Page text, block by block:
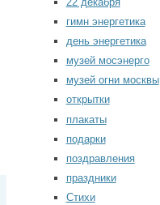
гимн энергетика
день энергетика
музей мосэнерго
музей огни москвы
открытки
плакаты
подарки
поздравления
праздники
Стихи